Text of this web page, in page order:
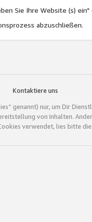
Sie Ihre Website (s)
abzuschließen.
Kontaktiere uns
genannt) nur, um Dir
von Inhalten.
verwendet, lies bitte die